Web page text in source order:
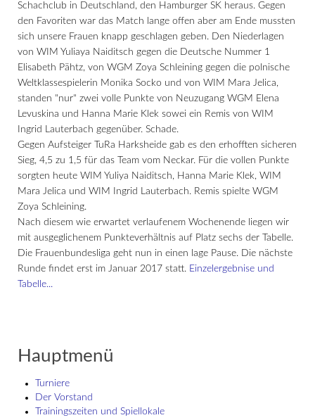
Schachclub in Deutschland, den Hamburger SK heraus. Gegen
den Favoriten war das Match lange offen aber am Ende mussten
sich unsere Frauen knapp geschlagen geben. Den Niederlagen
von WIM Yuliaya Naiditsch gegen die Deutsche Nummer 1
Elisabeth Pähtz, von WGM Zoya Schleining gegen die polnische
Weltklassespielerin Monika Socko und von WIM Mara Jelica,
standen "nur" zwei volle Punkte von Neuzugang WGM Elena
Levuskina und Hanna Marie Klek sowei ein Remis von WIM
Ingrid Lauterbach gegenüber. Schade.
Gegen Aufsteiger TuRa Harksheide gab es den erhofften sicheren
Sieg, 4,5 zu 1,5 für das Team vom Neckar. Für die vollen Punkte
sorgten heute WIM Yuliya Naiditsch, Hanna Marie Klek, WIM
Mara Jelica und WIM Ingrid Lauterbach. Remis spielte WGM
Zoya Schleining.
Nach diesem wie erwartet verlaufenem Wochenende liegen wir
mit ausgeglichenem Punkteverhältnis auf Platz sechs der Tabelle.
Die Frauenbundesliga geht nun in einen lage Pause. Die nächste
Runde findet erst im Januar 2017 statt. Einzelergebnise und
Tabelle...
Hauptmenü
Turniere
Der Vorstand
Trainingszeiten und Spiellokale